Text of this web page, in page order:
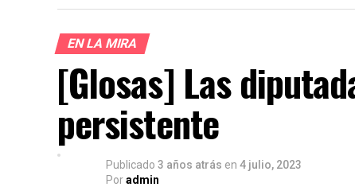
EN LA MIRA
[Glosas] Las
persistente
Publicado 3 años atrás en 4 julio, 2023
Poradmin